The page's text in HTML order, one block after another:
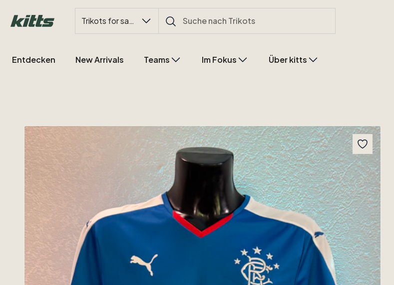
Trikots for sale
Entdecken New Arrivals Teams Im Fokus Über kitts